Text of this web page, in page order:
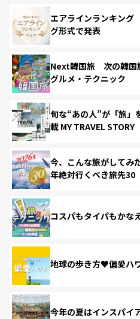
エアラインランキン
グ形式で発表
Next韓国旅 次の韓国
グルメ・テクニック
旬な“あの人”が「旅」
載 MY TRAVEL STORY
今、こんな旅がしてみ
年絶対行くべき旅先30
コスパもタイパもかな
地球の歩き方♥偏愛ハ
今年の夏はインスパイ